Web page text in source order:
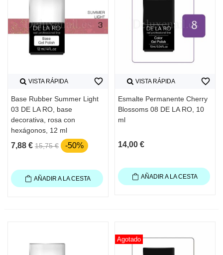
VISTA RÁPIDA
Base Rubber Summer Light
03 DE LA RO, base
decorativa, rosa con
hexágonos, 12 ml
7,88 € 15,75 € -50%
favorite_border
AÑADIR A LA CESTA
VISTA RÁPIDA
Esmalte Permanente Cherry
Blossoms 08 DE LA RO, 10
ml
14,00 €
favorite_border
AÑADIR A LA CESTA
Agotado